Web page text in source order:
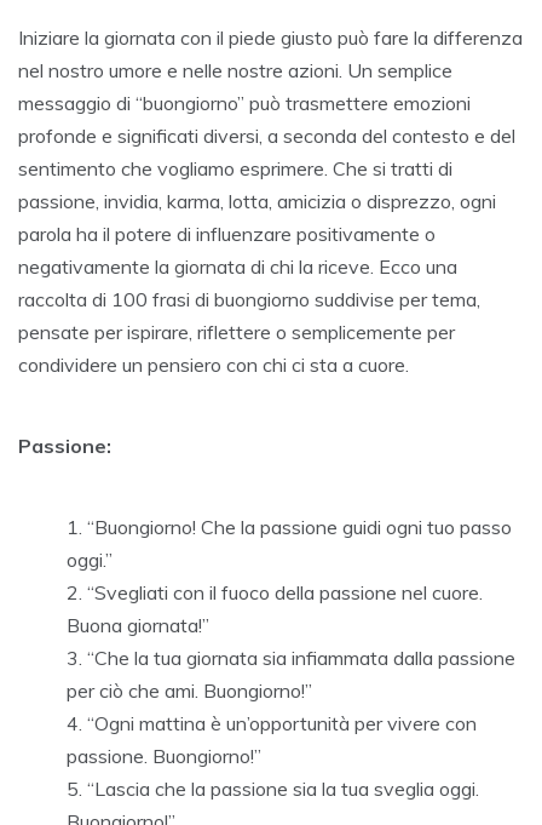
Iniziare la giornata con il piede giusto può fare la differenza
nel nostro umore e nelle nostre azioni. Un semplice
messaggio di “buongiorno” può trasmettere emozioni
profonde e significati diversi, a seconda del contesto e del
sentimento che vogliamo esprimere. Che si tratti di
passione, invidia, karma, lotta, amicizia o disprezzo, ogni
parola ha il potere di influenzare positivamente o
negativamente la giornata di chi la riceve. Ecco una
raccolta di 100 frasi di buongiorno suddivise per tema,
pensate per ispirare, riflettere o semplicemente per
condividere un pensiero con chi ci sta a cuore.
Passione:
“Buongiorno! Che la passione guidi ogni tuo passo
oggi.”
“Svegliati con il fuoco della passione nel cuore.
Buona giornata!”
“Che la tua giornata sia infiammata dalla passione
per ciò che ami. Buongiorno!”
“Ogni mattina è un’opportunità per vivere con
passione. Buongiorno!”
“Lascia che la passione sia la tua sveglia oggi.